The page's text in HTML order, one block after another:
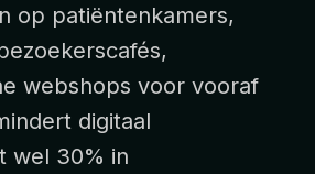
op patiëntenkamers,
webshops voor vooraf
digitaal
wel 30% in